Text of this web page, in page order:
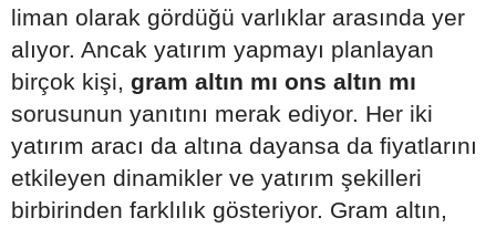
liman olarak gördüğü varlıklar arasında yer
alıyor. Ancak yatırım yapmayı planlayan
birçok kişi, gram altın mı ons altın mı
sorusunun yanıtını merak ediyor. Her iki
yatırım aracı da altına dayansa da fiyatlarını
etkileyen dinamikler ve yatırım şekilleri
birbirinden farklılık gösteriyor. Gram altın,